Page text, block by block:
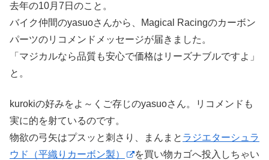
去年の10月7日のこと。
バイク仲間のyasuoさんから、Magical Racingのカーボン
パーツのリコメンドメッセージが届きました。
「マジカルなら品質も安心で価格はリーズナブルですよ」
と。
kurokiの好みをよ～くご存じのyasuoさん。リコメンドも
実に的を射ているのです。
物欲の弓矢はプスッと刺さり、まんまと ラジエターシュラ
ウド（平織りカーボン製）
を買い物カゴへ投入しちゃい